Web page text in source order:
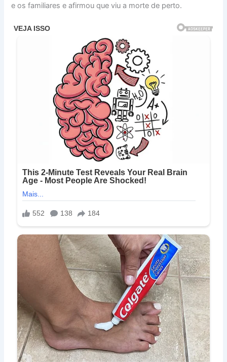
e os familiares e afirmou que viu a morte de perto.